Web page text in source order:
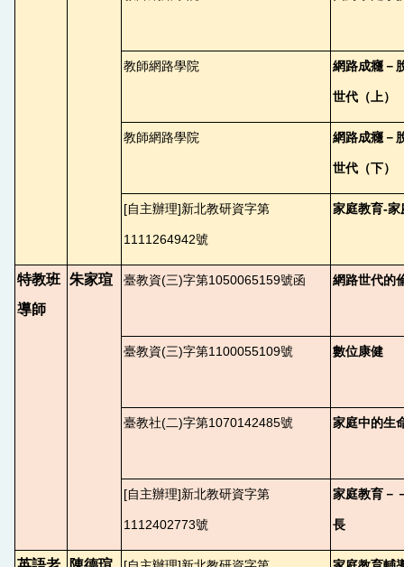
教師網路學院 網路成癮－
世代（上）
教師網路學院 網路成癮－
世代（下）
[自主辦理]新北教研資字第
1111264942號
家庭教育-家
特教班
導師
朱家瑄 臺教資(三)字第1050065159號函 網路世代的
臺教資(三)字第1100055109號 數位康健
臺教社(二)字第1070142485號 家庭中的生
[自主辦理]新北教研資字第
1112402773號
家庭教育－
長